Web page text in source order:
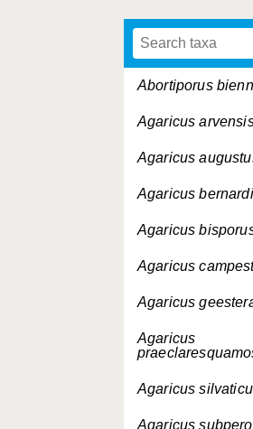
Abortiporus
Agaricus
Agaricus
Agaricus
Agaricus
Agaricus
Agaricus
Agaricus
Agaricus
Agaricus